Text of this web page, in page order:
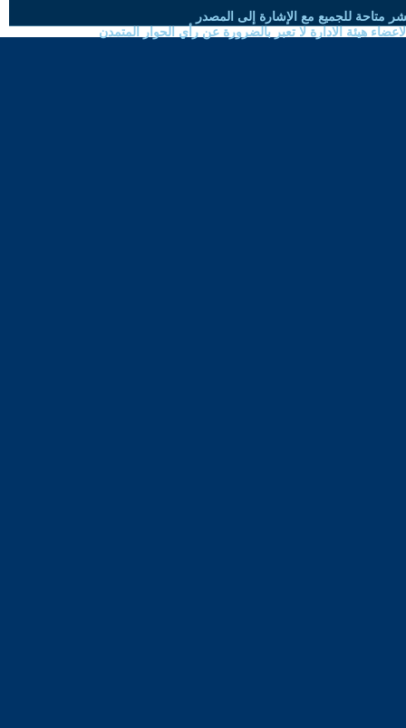
متاحة للجميع مع الإشارة إلى المصدر
هيئة الادارة لا تعبر بالضرورة عن رأي الحوار المتمدن